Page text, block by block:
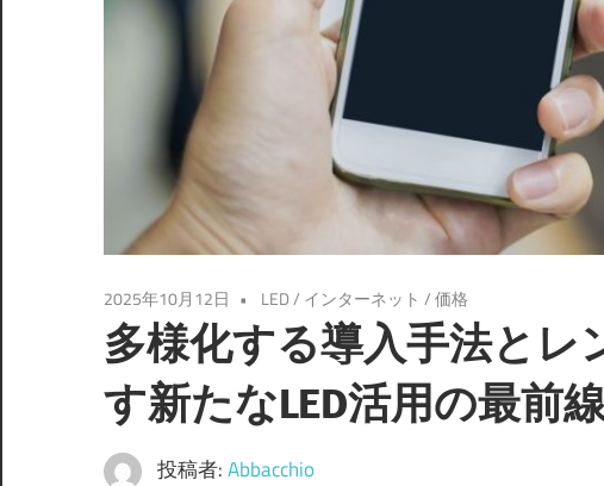
2025年10月12日 LED/ インターネット /価格
多様化する導入手法とレ
す新たなLED活用の最前線
投稿者:Abbacchio